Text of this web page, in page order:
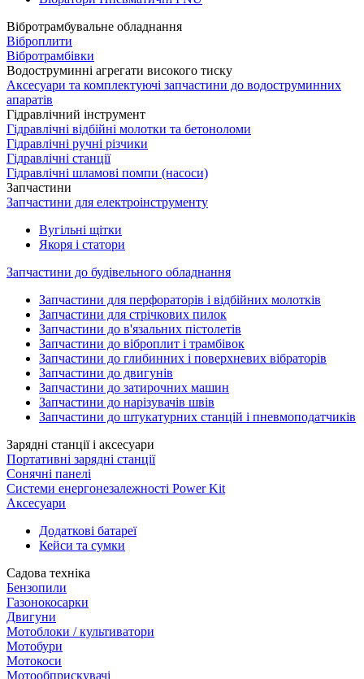
Вібротрамбувальне обладнання
Віброплити
Вібротрамбівки
Водоструминні агрегати високого тиску
Аксесуари та комплектуючі запчастини до водоструминних
апаратів
Гідравлічний інструмент
Гідравлічні відбійні молотки та бетоноломи
Гідравлічні ручні різчики
Гідравлічні станції
Гідравлічні шламові помпи (насоси)
Запчастини
Запчастини для електроінструменту
Вугільні щітки
Якоря і статори
Запчастини до будівельного обладнання
Запчастини для перфораторів і відбійних молотків
Запчастини для стрічкових пилок
Запчастини до в'язальних пістолетів
Запчастини до віброплит і трамбівок
Запчастини до глибинних і поверхневих вібраторів
Запчастини до двигунів
Запчастини до затирочних машин
Запчастини до нарізувачів швів
Запчастини до штукатурних станцій і пневмоподатчиків
Зарядні станції і аксесуари
Портативні зарядні станції
Сонячні панелі
Системи енергонезалежності Power Kit
Аксесуари
Додаткові батареї
Кейси та сумки
Садова техніка
Бензопили
Газонокосарки
Двигуни
Мотоблоки / культиватори
Мотобури
Мотокоси
Мотообприскувачі